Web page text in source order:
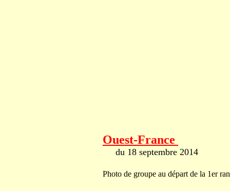
Ouest-France
du 18 septembre 2014
Photo de groupe au départ de la 1er